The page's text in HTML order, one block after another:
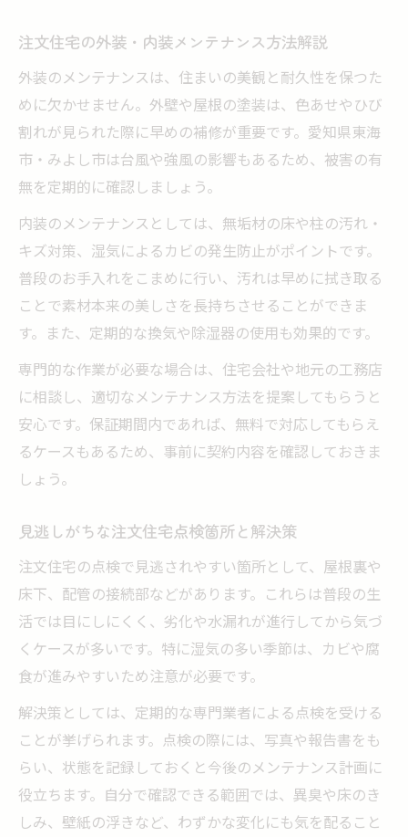
注文住宅の外装・内装メンテナンス方法解説
外装のメンテナンスは、住まいの美観と耐久性を保つた
めに欠かせません。外壁や屋根の塗装は、色あせやひび
割れが見られた際に早めの補修が重要です。愛知県東海
市・みよし市は台風や強風の影響もあるため、被害の有
無を定期的に確認しましょう。
内装のメンテナンスとしては、無垢材の床や柱の汚れ・
キズ対策、湿気によるカビの発生防止がポイントです。
普段のお手入れをこまめに行い、汚れは早めに拭き取る
ことで素材本来の美しさを長持ちさせることができま
す。また、定期的な換気や除湿器の使用も効果的です。
専門的な作業が必要な場合は、住宅会社や地元の工務店
に相談し、適切なメンテナンス方法を提案してもらうと
安心です。保証期間内であれば、無料で対応してもらえ
るケースもあるため、事前に契約内容を確認しておきま
しょう。
見逃しがちな注文住宅点検箇所と解決策
注文住宅の点検で見逃されやすい箇所として、屋根裏や
床下、配管の接続部などがあります。これらは普段の生
活では目にしにくく、劣化や水漏れが進行してから気づ
くケースが多いです。特に湿気の多い季節は、カビや腐
食が進みやすいため注意が必要です。
解決策としては、定期的な専門業者による点検を受ける
ことが挙げられます。点検の際には、写真や報告書をも
らい、状態を記録しておくと今後のメンテナンス計画に
役立ちます。自分で確認できる範囲では、異臭や床のき
しみ、壁紙の浮きなど、わずかな変化にも気を配ること